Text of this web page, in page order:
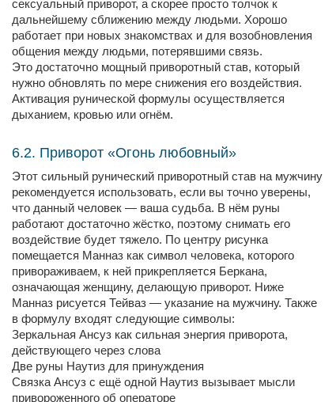
сексуальный приворот, а скорее просто толчок к
дальнейшему сближению между людьми. Хорошо
работает при новых знакомствах и для возобновления
общения между людьми, потерявшими связь.
Это достаточно мощный приворотный став, который
нужно обновлять по мере снижения его воздействия.
Активация рунической формулы осуществляется
дыханием, кровью или огнём.
6.2. Приворот «Огонь любовный»
Этот сильный рунический приворотный став на мужчину
рекомендуется использовать, если вы точно уверены,
что данный человек — ваша судьба. В нём руны
работают достаточно жёстко, поэтому снимать его
воздействие будет тяжело. По центру рисунка
помещается Манназ как символ человека, которого
привораживаем, к ней прикрепляется Беркана,
означающая женщину, делающую приворот. Ниже
Манназ рисуется Тейваз — указание на мужчину. Также
в формулу входят следующие символы:
Зеркальная Ансуз как сильная энергия приворота,
действующего через слова
Две руны Наутиз для принуждения
Связка Ансуз с ещё одной Наутиз вызывает мысли
привороженного об операторе